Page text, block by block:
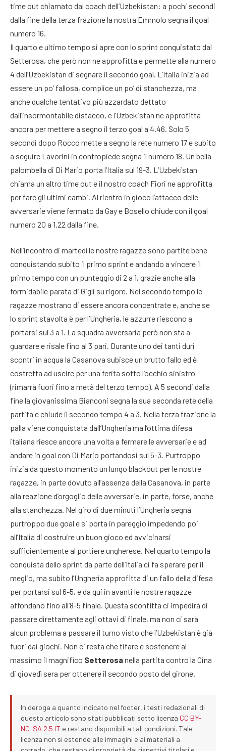
time out chiamato dal coach dell’Uzbekistan: a pochi secondi
dalla fine della terza frazione la nostra Emmolo segna il goal
numero 16.
Il quarto e ultimo tempo si apre con lo sprint conquistato dal
Setterosa, che però non ne approfitta e permette alla numero
4 dell’Uzbekistan di segnare il secondo goal. L’Italia inizia ad
essere un po’ fallosa, complice un po’ di stanchezza, ma
anche qualche tentativo più azzardato dettato
dall’insormontabile distacco, e l’Uzbekistan ne approfitta
ancora per mettere a segno il terzo goal a 4.46. Solo 5
secondi dopo Rocco mette a segno la rete numero 17 e subito
a seguire Lavorini in contropiede segna il numero 18. Un bella
palombella di Di Mario porta l’Italia sul 19-3. L’Uzbekistan
chiama un altro time out e il nostro coach Fiori ne approfitta
per fare gli ultimi cambi. Al rientro in gioco l’attacco delle
avversarie viene fermato da Gay e Bosello chiude con il goal
numero 20 a 1.22 dalla fine.
Nell’incontro di martedì le nostre ragazze sono partite bene
conquistando subito il primo sprint e andando a vincere il
primo tempo con un punteggio di 2 a 1, grazie anche alla
formidabile parata di Gigli su rigore. Nel secondo tempo le
ragazze mostrano di essere ancora concentrate e, anche se
lo sprint stavolta è per l’Ungheria, le azzurre riescono a
portarsi sul 3 a 1. La squadra avversaria però non sta a
guardare e risale fino al 3 pari. Durante uno dei tanti duri
scontri in acqua la Casanova subisce un brutto fallo ed è
costretta ad uscire per una ferita sotto l’occhio sinistro
(rimarrà fuori fino a metà del terzo tempo). A 5 secondi dalla
fine la giovanissima Bianconi segna la sua seconda rete della
partita e chiude il secondo tempo 4 a 3. Nella terza frazione la
palla viene conquistata dall’Ungheria ma l’ottima difesa
italiana riesce ancora una volta a fermare le avversarie e ad
andare in goal con Di Mario portandosi sul 5-3. Purtroppo
inizia da questo momento un lungo blackout per le nostre
ragazze, in parte dovuto all’assenza della Casanova, in parte
alla reazione d’orgoglio delle avversarie, in parte, forse, anche
alla stanchezza. Nel giro di due minuti l’Ungheria segna
purtroppo due goal e si porta in pareggio impedendo poi
all’Italia di costruire un buon gioco ed avvicinarsi
sufficientemente al portiere ungherese. Nel quarto tempo la
conquista dello sprint da parte dell’Italia ci fa sperare per il
meglio, ma subito l’Ungheria approfitta di un fallo della difesa
per portarsi sul 6-5, e da qui in avanti le nostre ragazze
affondano fino all’8-5 finale. Questa sconfitta ci impedirà di
passare direttamente agli ottavi di finale, ma non ci sarà
alcun problema a passare il turno visto che l’Uzbekistan è già
fuori dai giochi. Non ci resta che tifare e sostenere al
massimo il magnifico Setterosanella partita contro la Cina
di giovedì sera per ottenere il secondo posto del girone.
In deroga a quanto indicato nel footer, i testi redazionali di
questo articolo sono stati pubblicati sotto licenza CC BY-
NC-SA 2.5 IT e restano disponibili a tali condizioni. Tale
licenza non si estende alle immagini e ai materiali a